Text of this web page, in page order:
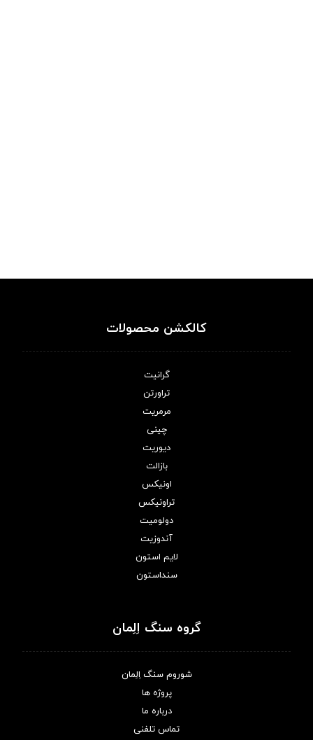
کالکشن محصولات
گرانیت
تراورتن
مرمریت
چینی
دیوریت
بازالت
اونیکس
تراونیکس
دولومیت
آندوزیت
لایم استون
سنداستون
گروه سنگ اِلِمان
شوروم سنگ اِلِمان
پروژه ها
درباره ما
تماس تلفنی